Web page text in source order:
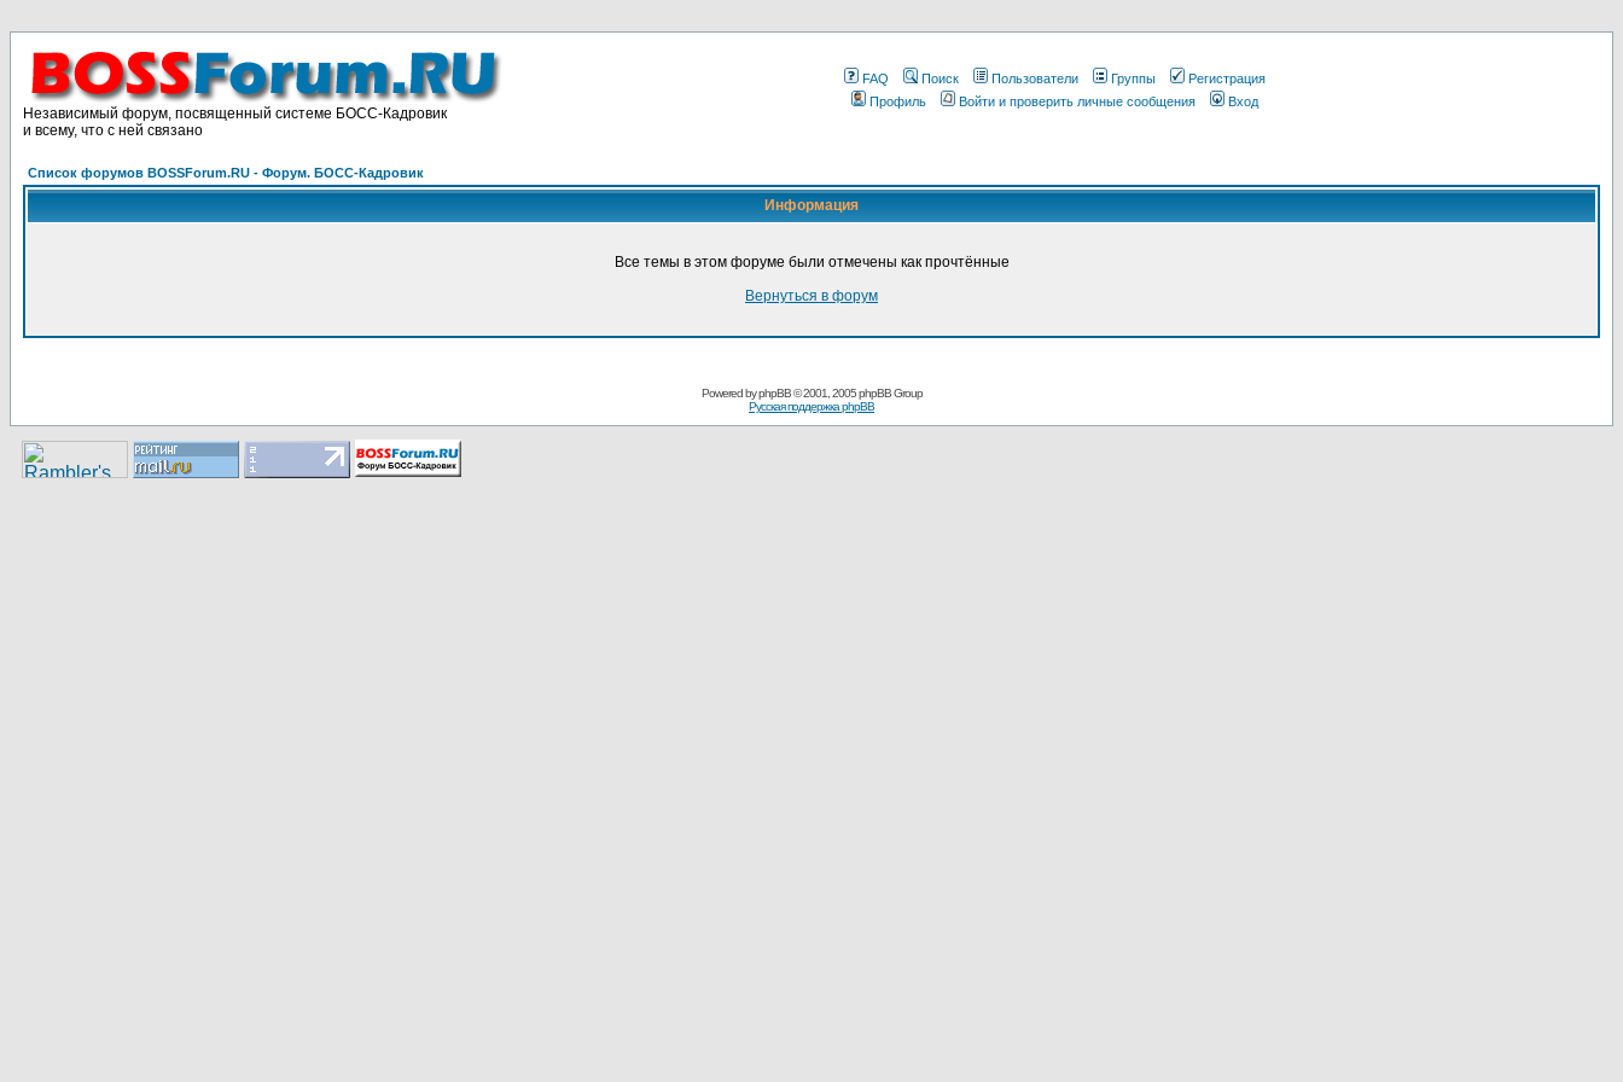
Независимый форум, посвященный системе БОСС-Кадровик
и всему, что с ней связано
FAQ Поиск Пользователи Группы
Регистрация
Профиль
Войти и проверить личные сообщения Вход
Список форумов BOSSForum.RU - Форум. БОСС-Кадровик
Информация
Все темы в этом форуме были отмечены как прочтённые
Вернуться в форум
Pоwerеd byрhpВB© 2001, 2005 рhpВB Grouр
Русская поддержка phрВB